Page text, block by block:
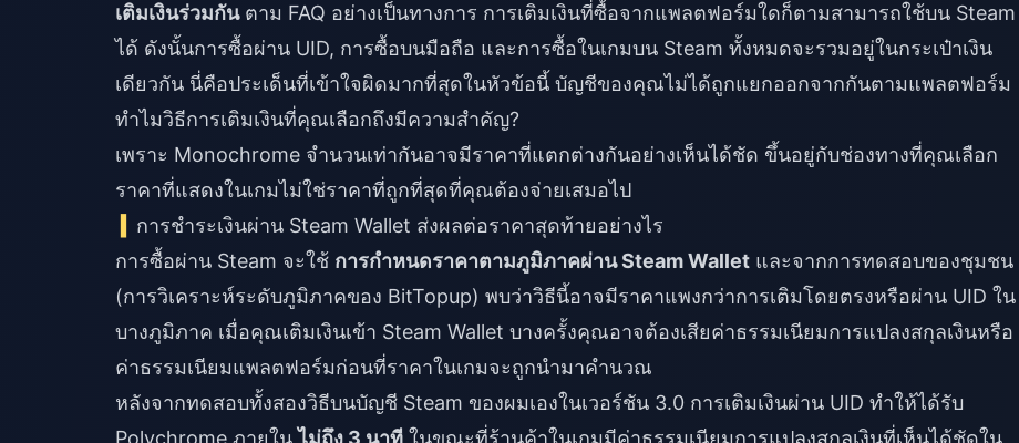
เติมเงินร่วมกันตาม FAQ อย่างเป็นทางการ การเติมเงินที่ซื้อจากแพลตฟอร์มใดก็ตามสามารถใช้บน Steam
ได้ ดังนั้นการซื้อผ่าน UID, การซื้อบนมือถือ และการซื้อในเกมบน Steam ทั้งหมดจะรวมอยู่ในกระเป๋าเงิน
เดียวกัน นี่คือประเด็นที่เข้าใจผิดมากที่สุดในหัวข้อนี้ บัญชีของคุณไม่ได้ถูกแยกออกจากกันตามแพลตฟอร์ม
ทำไมวิธีการเติมเงินที่คุณเลือกถึงมีความสำคัญ?
เพราะ Monochrome จำนวนเท่ากันอาจมีราคาที่แตกต่างกันอย่างเห็นได้ชัด ขึ้นอยู่กับช่องทางที่คุณเลือก
ราคาที่แสดงในเกมไม่ใช่ราคาที่ถูกที่สุดที่คุณต้องจ่ายเสมอไป
การชำระเงินผ่าน Steam Wallet ส่งผลต่อราคาสุดท้ายอย่างไร
การซื้อผ่าน Steam จะใช้ การกำหนดราคาตามภูมิภาคผ่าน Steam Wallet และจากการทดสอบของชุมชน
(การวิเคราะห์ระดับภูมิภาคของ BitTopup) พบว่าวิธีนี้อาจมีราคาแพงกว่าการเติมโดยตรงหรือผ่าน UID ใน
บางภูมิภาค เมื่อคุณเติมเงินเข้า Steam Wallet บางครั้งคุณอาจต้องเสียค่าธรรมเนียมการแปลงสกุลเงินหรือ
ค่าธรรมเนียมแพลตฟอร์มก่อนที่ราคาในเกมจะถูกนำมาคำนวณ
หลังจากทดสอบทั้งสองวิธีบนบัญชี Steam ของผมเองในเวอร์ชัน 3.0 การเติมเงินผ่าน UID ทำให้ได้รับ
Polychrome ภายในไม่ถึง 3 นาที ในขณะที่ร้านค้าในเกมมีค่าธรรมเนียมการแปลงสกุลเงินที่เห็นได้ชัดใน